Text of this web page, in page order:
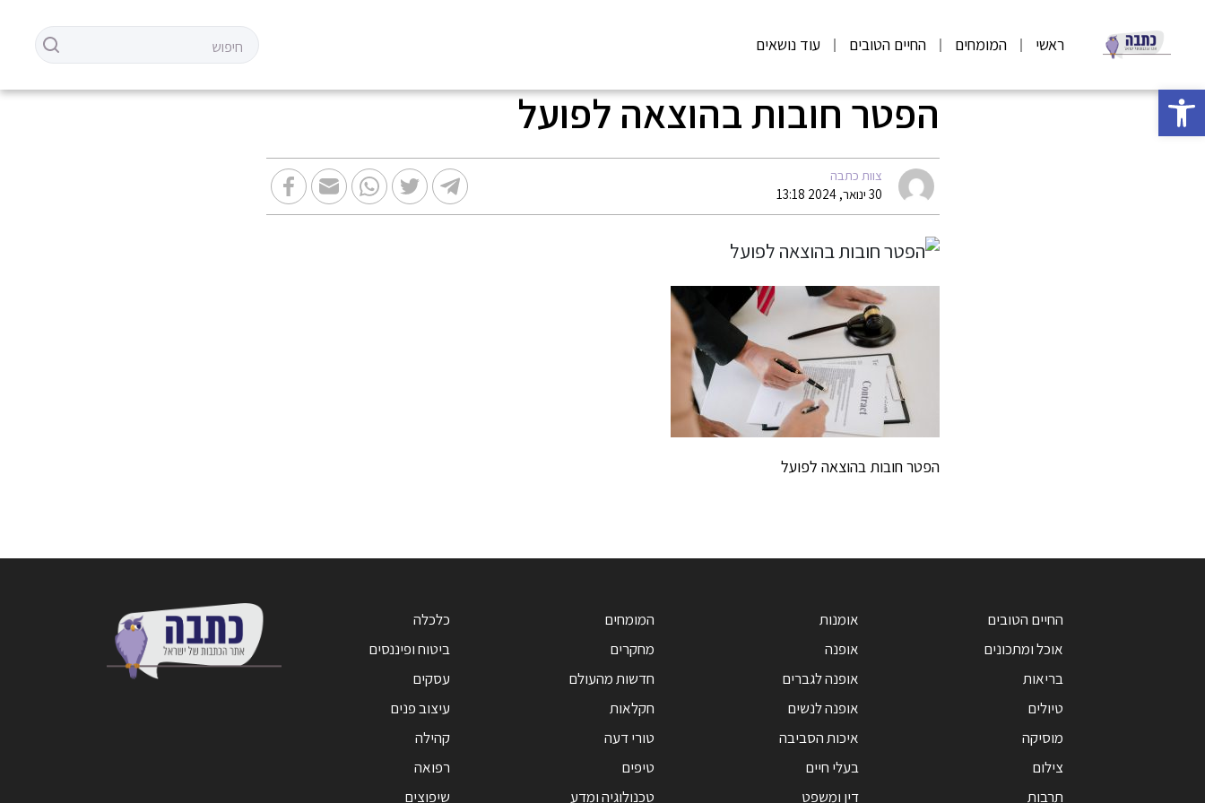
פתח סרגל נגישות
ראשי המומחים החיים הטובים עוד נושאים
הפטר חובות בהוצאה לפועל
צוות כתבה
30 ינואר, 2024 13:18
הפטר חובות בהוצאה לפועל
החיים הטובים
אוכל ומתכונים
בריאות
טיולים
מוסיקה
צילום
תרבות
אומנות
אופנה
אופנה לגברים
אופנה לנשים
איכות הסביבה
בעלי חיים
דין ומשפט
המומחים
מחקרים
חדשות מהעולם
חקלאות
טורי דעה
טיפים
טכנולוגיה ומדע
כלכלה
ביטוח ופיננסים
עסקים
עיצוב פנים
קהילה
רפואה
שיפוצים